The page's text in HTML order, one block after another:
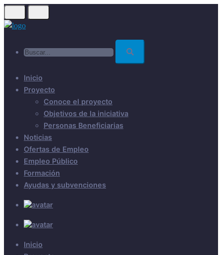
Skip
to
Inicio
Proyecto
Conoce el proyecto
Objetivos de la iniciativa
Personas Beneficiarias
Noticias
Ofertas de Empleo
Empleo Público
Formación
Ayudas y subvenciones
Inicio